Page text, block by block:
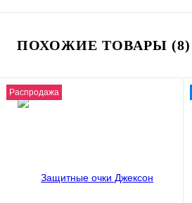
ПОХОЖИЕ ТОВАРЫ (8)
Распродажа